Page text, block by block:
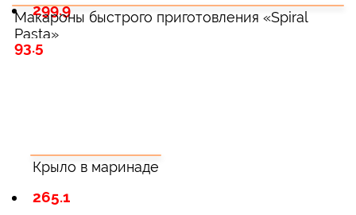
Макароны быстрого приготовления «Spiral
Pasta»
93.5
299.9
Крыло в маринаде
265.1